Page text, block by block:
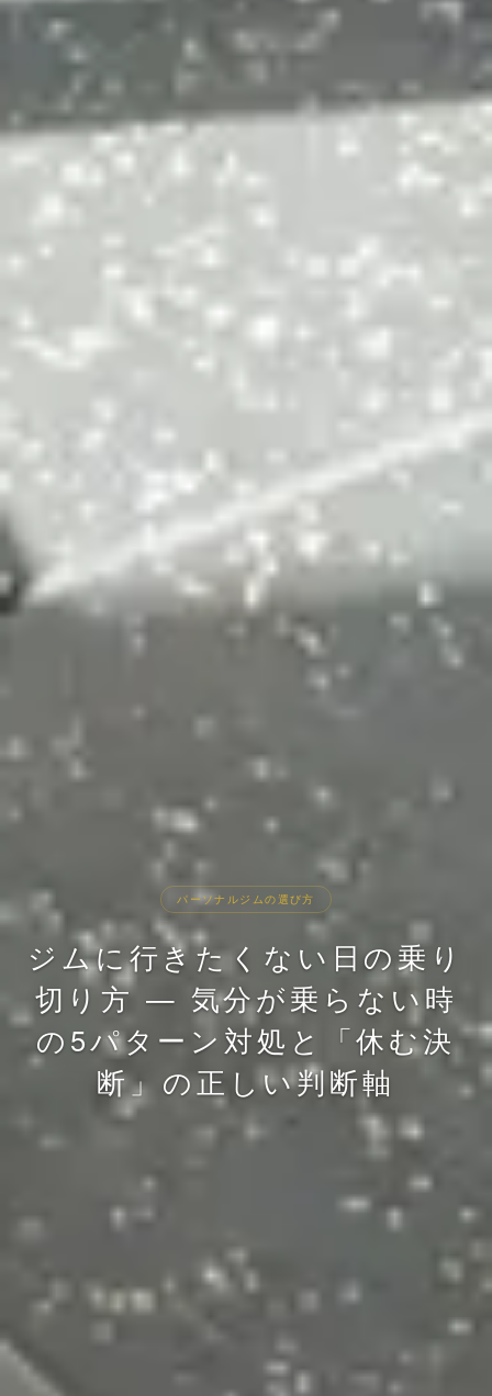
パーソナルジムの選び方
ジムに行きたくない日の乗り
切り方 — 気分が乗らない時
の5パターン対処と「休む決
断」の正しい判断軸